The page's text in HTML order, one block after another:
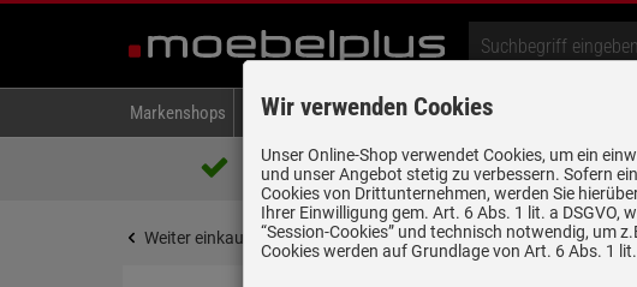
Markenshops Backen & Kochen Kühlen & Gefrieren
Über 85.000 positive Bewertungen
auf eBay, Amazon und Trusted Shops
Weiter einkaufen Startseite Kleingeräte Entsafter/
Wir verwenden Cookies
Unser Online-Shop verwendet Cookies, um ein
und unser Angebot stetig zu verbessern. Sofern
Cookies von Drittunternehmen, werden Sie
Ihrer Einwilligung gem. Art. 6 Abs. 1 lit. a DSGVO,
“Session-Cookies” und technisch notwendig, um
Cookies werden auf Grundlage von Art. 6 Abs. 1